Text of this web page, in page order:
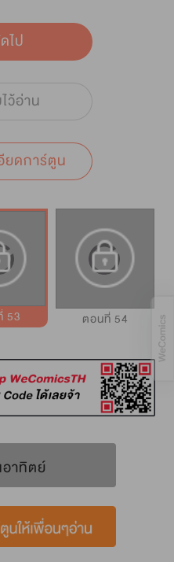
ไป
ว้อ่าน
ยดการ์ตูน
53 ตอนที่ 54
าทิตย์